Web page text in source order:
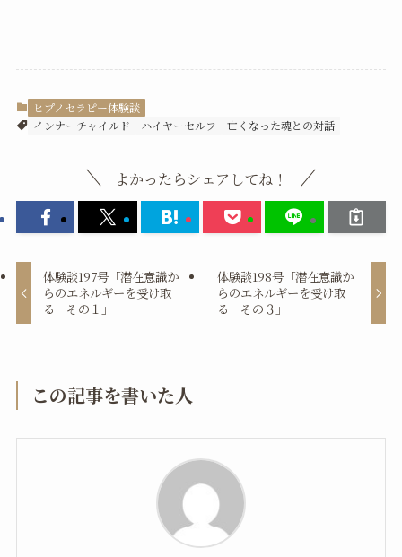
ヒプノセラピー体験談
インナーチャイルド
ハイヤーセルフ 亡くなった魂との対話
よかったらシェアしてね！
体験談197号「潜在意識か
らのエネルギーを受け取
る その１」
体験談198号「潜在意識か
らのエネルギーを受け取
る その３」
この記事を書いた人